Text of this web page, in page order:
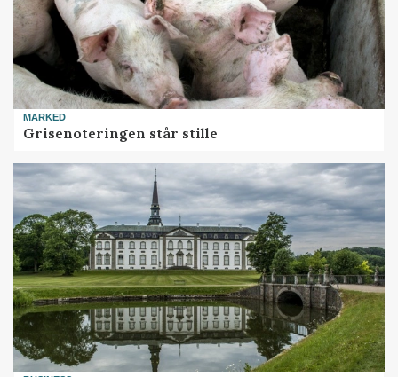
MARKED
Grisenoteringen står stille